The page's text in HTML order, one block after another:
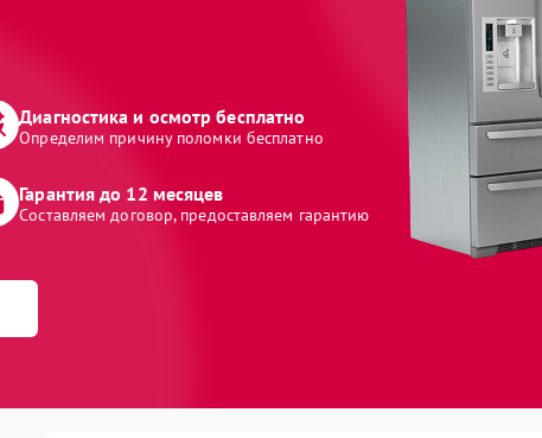
Диагностика и осмотр бесплатно
Определим причину поломки бесплатно
Гарантия до 12 месяцев
Составляем договор, предоставляем гарантию